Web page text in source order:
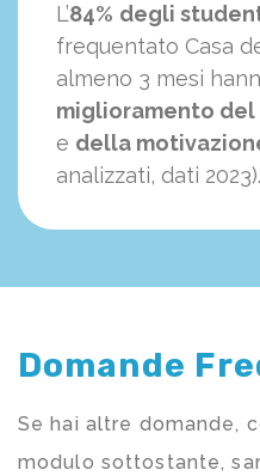
L’84% degli
frequentato Casa
almeno 3 mesi
miglioramento
e della
analizzati, dati 2023).
Domande
Se hai altre domande,
modulo sottostante,